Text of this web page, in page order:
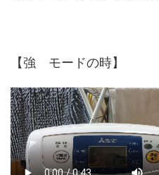
【強 モードの時】